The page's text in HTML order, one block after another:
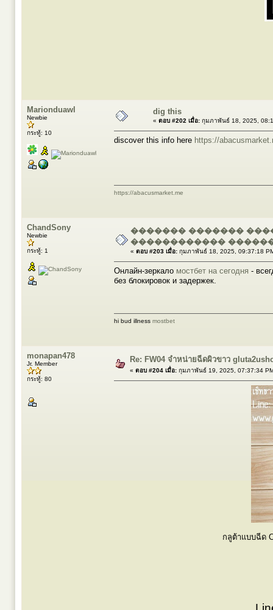
Marionduawl
Newbie
กระทู้: 10
dig this
« ตอบ #202 เมื่อ: กุมภาพันธ์ 18, 2025,
discover this info here https://
https://abacusmarket.me
ChandSony
Newbie
กระทู้: 1
������� �������
������������
« ตอบ #203 เมื่อ: กุมภาพันธ์ 18, 2025, 09:37:18
Онлайн-зеркало мостбет на сегодня -
без блокировок и задержек.
hi bud illness mostbet
monapan478
Jr. Member
กระทู้: 80
Re: FW04 จำหน่ายฉีดผิวขาว
« ตอบ #204 เมื่อ: กุมภาพันธ์ 19, 2025, 07:37:34
กลูต้าแบบฉีด